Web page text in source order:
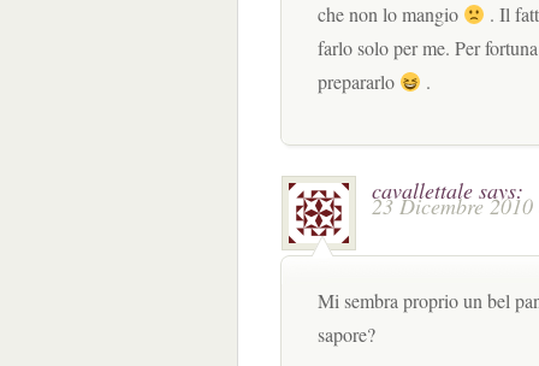
che non lo mangio
. Il
farlo solo per me. Per
prepararlo
.
cavallettale says:
23 Dicembre
Mi sembra proprio un bel
sapore?